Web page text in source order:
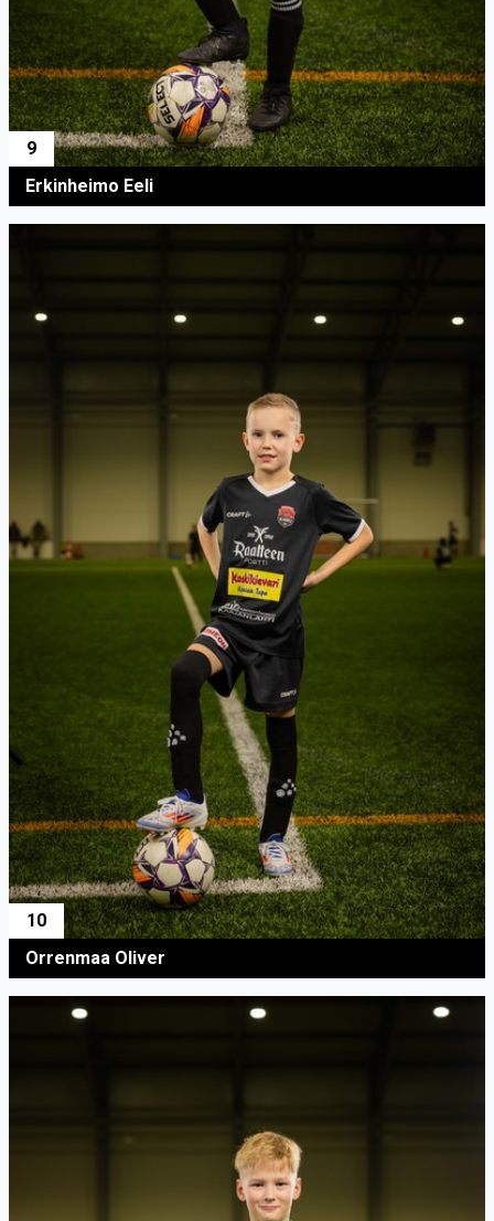
9
Erkinheimo Eeli
10
Orrenmaa Oliver